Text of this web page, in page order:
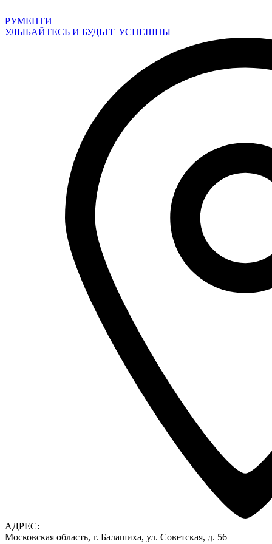
к
содержимому
РУМЕНТИ
УЛЫБАЙТЕСЬ И БУДЬТЕ УСПЕШНЫ
АДРЕС:
Московская область, г. Балашиха, ул. Советская, д. 56